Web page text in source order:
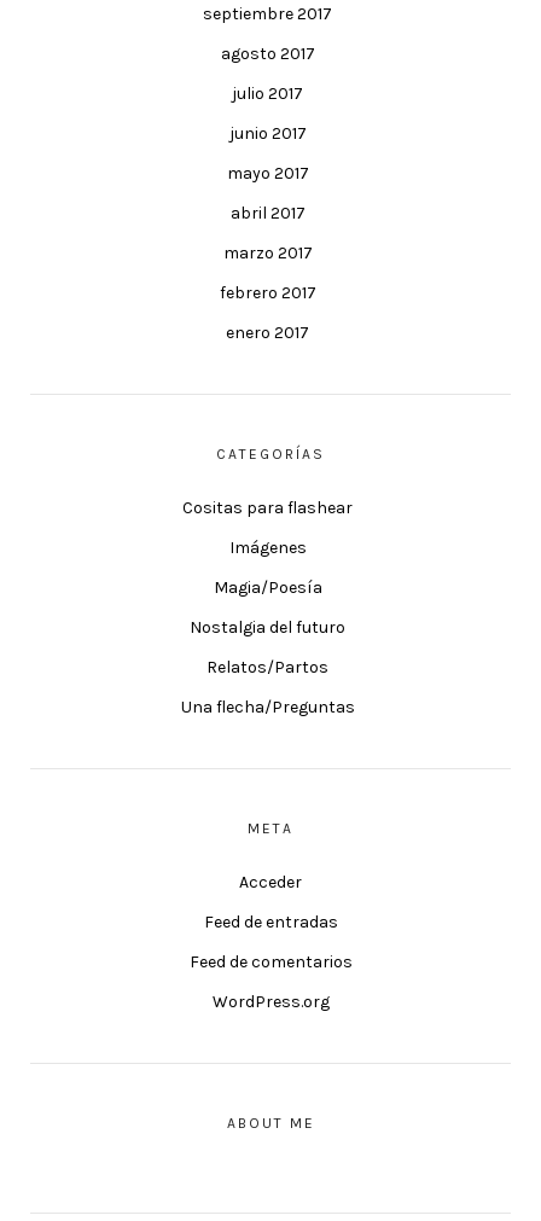
septiembre 2017
agosto 2017
julio 2017
junio 2017
mayo 2017
abril 2017
marzo 2017
febrero 2017
enero 2017
CATEGORÍAS
Cositas para flashear
Imágenes
Magia/Poesía
Nostalgia del futuro
Relatos/Partos
Una flecha/Preguntas
META
Acceder
Feed de entradas
Feed de comentarios
WordPress.org
ABOUT ME